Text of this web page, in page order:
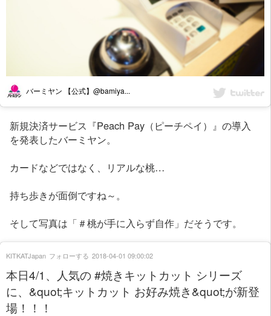
バーミヤン 【公式】@bamiya...
新規決済サービス『Peach Pay（ピーチペイ）』の導入
を発表したバーミヤン。
カードなどではなく、リアルな桃…
持ち歩きが面倒ですね～。
そして写真は「＃桃が手に入らず自作」だそうです。
本日4/1、人気の #焼きキットカット シリーズ
に、&quot;キットカット お好み焼き&quot;が新登
場！！！
KITKATJapan フォローする 2018-04-01 09:00:02